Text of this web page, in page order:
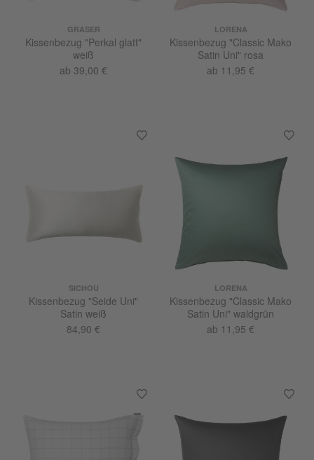
GRASER
Kissenbezug "Perkal glatt"
weiß
ab 39,00 €
LORENA
Kissenbezug "Classic Mako
Satin Uni" rosa
ab 11,95 €
SICHOU
Kissenbezug "Seide Uni"
Satin weiß
84,90 €
LORENA
Kissenbezug "Classic Mako
Satin Uni" waldgrün
ab 11,95 €